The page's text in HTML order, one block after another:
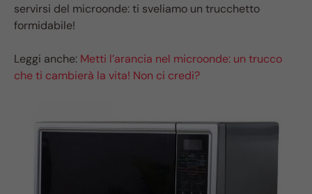
servirsi del microonde: ti sveliamo un trucchetto
formidabile!
Leggi anche: Metti l’arancia nel microonde: un trucco
che ti cambierà la vita! Non ci credi?